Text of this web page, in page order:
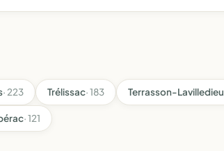
· 223 Trélissac· 183 Terrasson-Lavilledieu
· 121